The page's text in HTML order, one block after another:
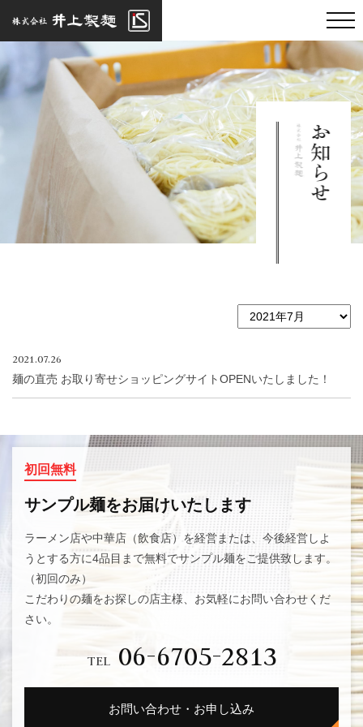
2021.07.26
麺の直売 お取り寄せショッピングサイトOPENいたしました！
初回無料
サンプル麺をお届けいたします
ラーメン店や中華店（飲食店）を経営または、今後経営しよ
うとする方に4品目まで無料でサンプル麺をご提供致します。
（初回のみ）
こだわりの麺をお探しの店主様、お気軽にお問い合わせくだ
さい。
TEL 06-6705-2813
お問い合わせ・お申し込み
TEL 06-6705-2813
メールでのお問い合わせ